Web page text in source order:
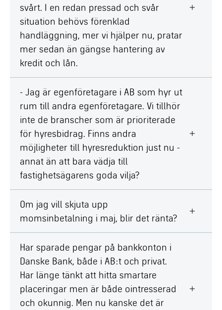
svårt. I en redan pressad och svår
situation behövs förenklad
handläggning, mer vi hjälper nu, pratar
mer sedan än gängse hantering av
kredit och lån.
- Jag är egenföretagare i AB som hyr ut
rum till andra egenföretagare. Vi tillhör
inte de branscher som är prioriterade
för hyresbidrag. Finns andra
möjligheter till hyresreduktion just nu -
annat än att bara vädja till
fastighetsägarens goda vilja?
Om jag vill skjuta upp
momsinbetalning i maj, blir det ränta?
Har sparade pengar på bankkonton i
Danske Bank, både i AB:t och privat.
Har länge tänkt att hitta smartare
placeringar men är både ointresserad
och okunnig. Men nu kanske det är